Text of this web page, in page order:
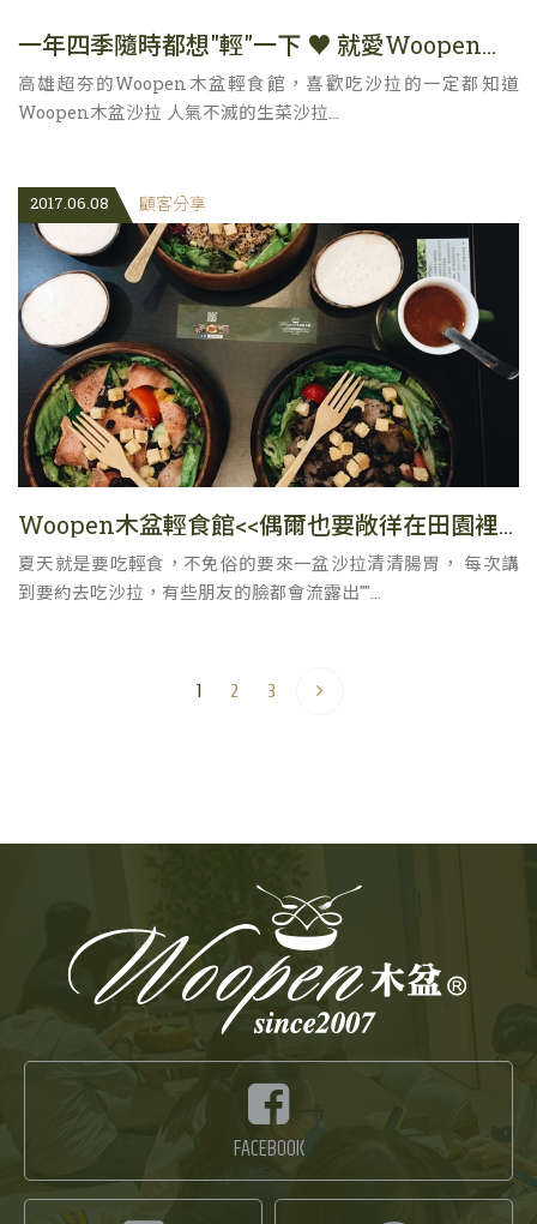
一年四季隨時都想"輕"一下 ♥ 就愛Woopen木盆輕食館 x 來吃草
高雄超夯的Woopen木盆輕食館，喜歡吃沙拉的一定都知道
Woopen木盆沙拉 人氣不滅的生菜沙拉...
2017.06.08 顧客分享
Woopen木盆輕食館<<偶爾也要敞徉在田園裡>>
夏天就是要吃輕食，不免俗的要來一盆沙拉清清腸胃， 每次講
到要約去吃沙拉，有些朋友的臉都會流露出""...
1 2 3
FACEBOOK